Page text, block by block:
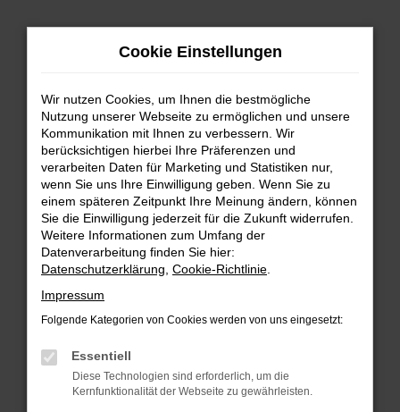
Zum
FEHLER: NETWORK ERROR
Beim Laden ist ein Fehler aufgetreten.
Hier sind ein paar Tipps, die dir helfen können:
Überprüfe deine Firewall und deine
Internetverbindung.
Laden andere Webseiten, zum Beispiel deine
Manche Erweiterungen, wie Werbeblocker,
Cookie Einstellungen
Wir nutzen Cookies, um Ihnen die bestmögliche
Nutzung unserer Webseite zu ermöglichen und unsere
Kommunikation mit Ihnen zu verbessern. Wir
berücksichtigen hierbei Ihre Präferenzen und
verarbeiten Daten für Marketing und Statistiken nur,
wenn Sie uns Ihre Einwilligung geben. Wenn Sie zu
einem späteren Zeitpunkt Ihre Meinung ändern, können
Sie die Einwilligung jederzeit für die Zukunft widerrufen.
Weitere Informationen zum Umfang der
Datenverarbeitung finden Sie hier:
Datenschutzerklärung Cookie-Richtlinie
Impressum
Folgende Kategorien von Cookies werden von uns eingesetzt:
Essentiell
Diese Technologien sind erforderlich, um die
Kernfunktionalität der Webseite zu gewährleisten.